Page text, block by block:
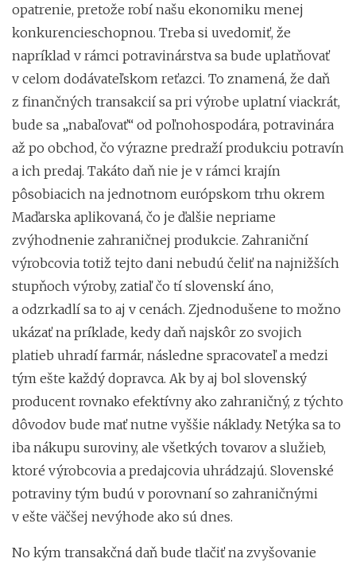
opatrenie, pretože robí našu ekonomiku menej
konkurencieschopnou. Treba si uvedomiť, že
napríklad v rámci potravinárstva sa bude uplatňovať
v celom dodávateľskom reťazci. To znamená, že daň
z finančných transakcií sa pri výrobe uplatní viackrát,
bude sa „nabaľovať“ od poľnohospodára, potravinára
až po obchod, čo výrazne predraží produkciu potravín
a ich predaj. Takáto daň nie je v rámci krajín
pôsobiacich na jednotnom európskom trhu okrem
Maďarska aplikovaná, čo je ďalšie nepriame
zvýhodnenie zahraničnej produkcie. Zahraniční
výrobcovia totiž tejto dani nebudú čeliť na najnižších
stupňoch výroby, zatiaľ čo tí slovenskí áno,
a odzrkadlí sa to aj v cenách. Zjednodušene to možno
ukázať na príklade, kedy daň najskôr zo svojich
platieb uhradí farmár, následne spracovateľ a medzi
tým ešte každý dopravca. Ak by aj bol slovenský
producent rovnako efektívny ako zahraničný, z týchto
dôvodov bude mať nutne vyššie náklady. Netýka sa to
iba nákupu suroviny, ale všetkých tovarov a služieb,
ktoré výrobcovia a predajcovia uhrádzajú. Slovenské
potraviny tým budú v porovnaní so zahraničnými
v ešte väčšej nevýhode ako sú dnes.
No kým transakčná daň bude tlačiť na zvyšovanie